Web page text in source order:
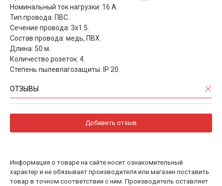
Номинальный ток нагрузки: 16 А.
Тип провода: ПВС.
Сечение провода: 3x1.5.
Состав провода: медь, ПВХ.
Длина: 50 м.
Количество розеток: 4.
Степень пылевлагозащиты: IP 20.
ОТЗЫВЫ
Добавить отзыв
Информация о товаре на сайте носит ознакомительный
характер и не обязывает производителя или магазин поставить
товар в точном соответствии с ним. Производитель оставляет